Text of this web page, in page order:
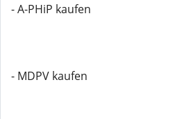
- A-PHiP kaufen
- MDPV kaufen